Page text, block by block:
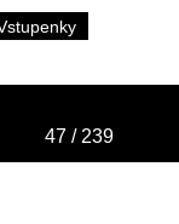
47 / 239